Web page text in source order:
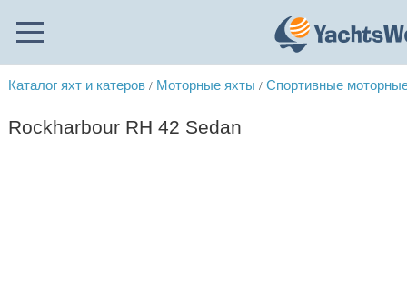
Каталог яхт и катеров / Моторные яхты / Спортивные
Rockharbour RH 42 Sedan